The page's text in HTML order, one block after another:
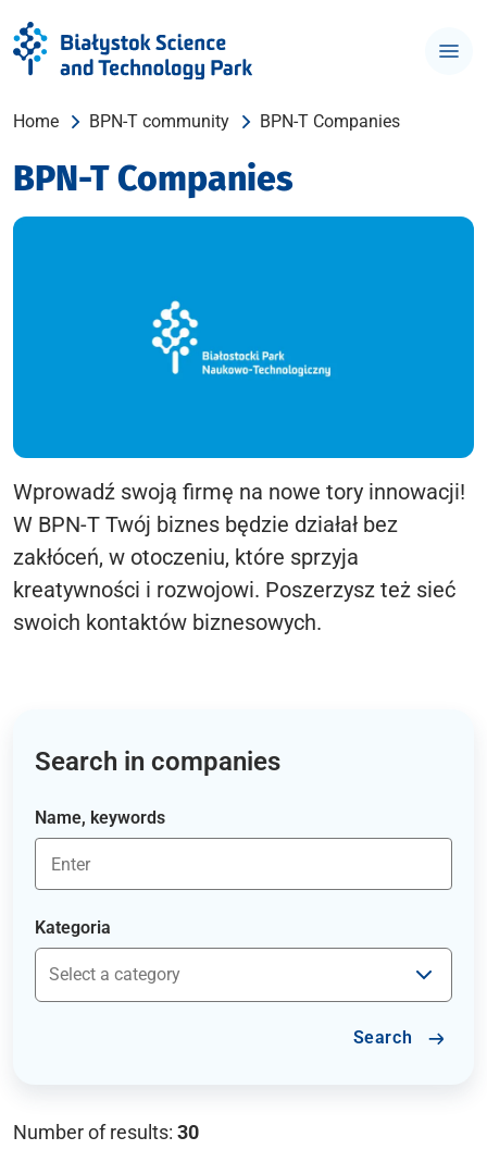
Home BPN-T community BPN-T Companies
BPN-T Companies
Wprowadź swoją firmę na nowe tory innowacji!
W BPN-T Twój biznes będzie działał bez
zakłóceń, w otoczeniu, które sprzyja
kreatywności i rozwojowi. Poszerzysz też sieć
swoich kontaktów biznesowych.
Search in companies
Name, keywords
Kategoria
Search
Number of results: 30